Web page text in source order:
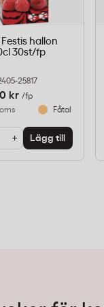
hallon
30st/fp
25817
kr /fp
Fåtal i lager
+ Lägg till